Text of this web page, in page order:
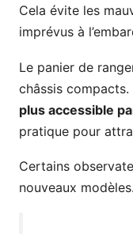
Cela évite les
imprévus à
Le panier de
châssis
plus accessible
pratique pour
Certains
nouveaux